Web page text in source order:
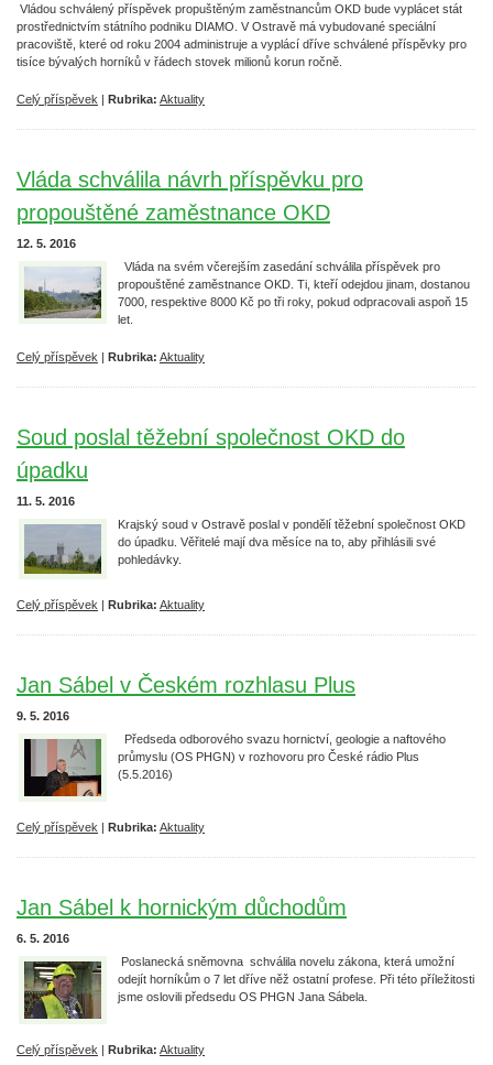
Vládou schválený příspěvek propuštěným zaměstnancům OKD bude vyplácet stát
prostřednictvím státního podniku DIAMO. V Ostravě má vybudované speciální
pracoviště, které od roku 2004 administruje a vyplácí dříve schválené příspěvky pro
tisíce bývalých horníků v řádech stovek milionů korun ročně.
Celý příspěvek | Rubrika: Aktuality
Vláda schválila návrh příspěvku pro
propouštěné zaměstnance OKD
12. 5. 2016
Vláda na svém včerejším zasedání schválila příspěvek pro
propouštěné zaměstnance OKD. Ti, kteří odejdou jinam, dostanou
7000, respektive 8000 Kč po tři roky, pokud odpracovali aspoň 15
let.
Celý příspěvek | Rubrika: Aktuality
Soud poslal těžební společnost OKD do
úpadku
11. 5. 2016
Krajský soud v Ostravě poslal v pondělí těžební společnost OKD
do úpadku. Věřitelé mají dva měsíce na to, aby přihlásili své
pohledávky.
Celý příspěvek | Rubrika: Aktuality
Jan Sábel v Českém rozhlasu Plus
9. 5. 2016
Předseda odborového svazu hornictví, geologie a naftového
průmyslu (OS PHGN) v rozhovoru pro České rádio Plus
(5.5.2016)
Celý příspěvek | Rubrika: Aktuality
Jan Sábel k hornickým důchodům
6. 5. 2016
Poslanecká sněmovna schválila novelu zákona, která umožní
odejít horníkům o 7 let dříve něž ostatní profese. Při této příležitosti
jsme oslovili předsedu OS PHGN Jana Sábela.
Celý příspěvek | Rubrika: Aktuality